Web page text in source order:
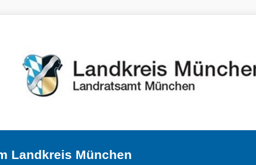
Landkreis München